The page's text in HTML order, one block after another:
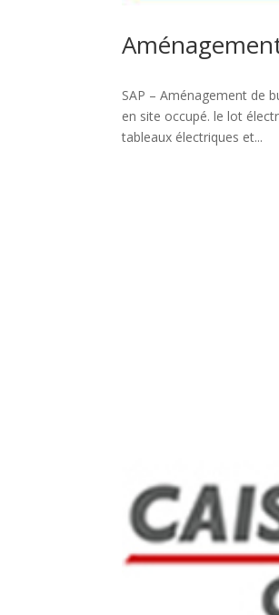
SAP – Aménagement de
en site occupé. le lot
tableaux électriques et...